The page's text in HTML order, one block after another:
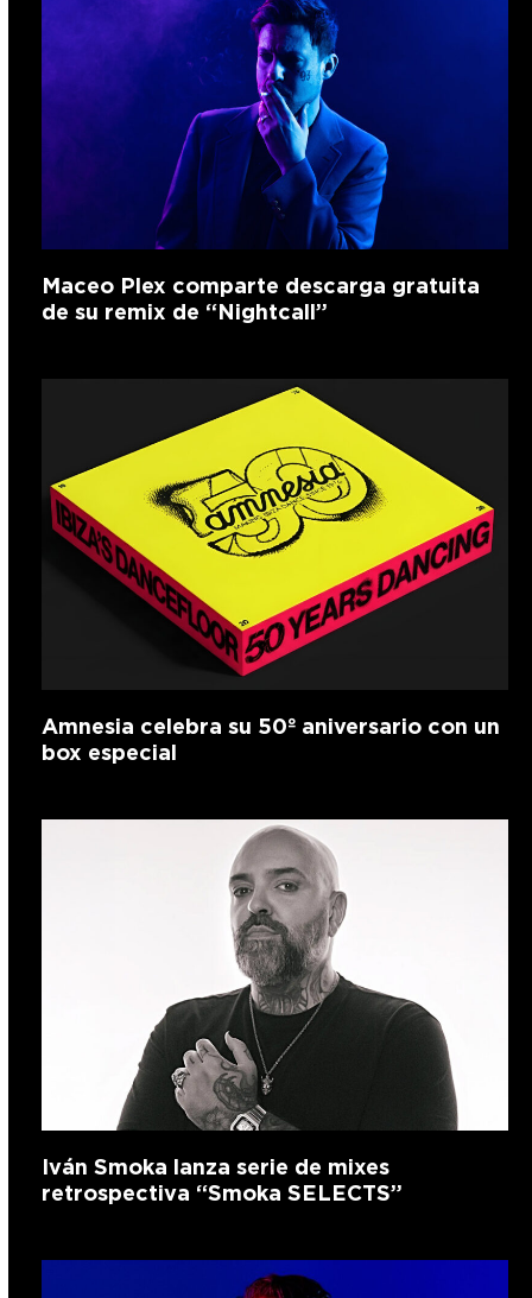
Maceo Plex comparte descarga gratuita
de su remix de “Nightcall”
Amnesia celebra su 50º aniversario con un
box especial
Iván Smoka lanza serie de mixes
retrospectiva “Smoka SELECTS”